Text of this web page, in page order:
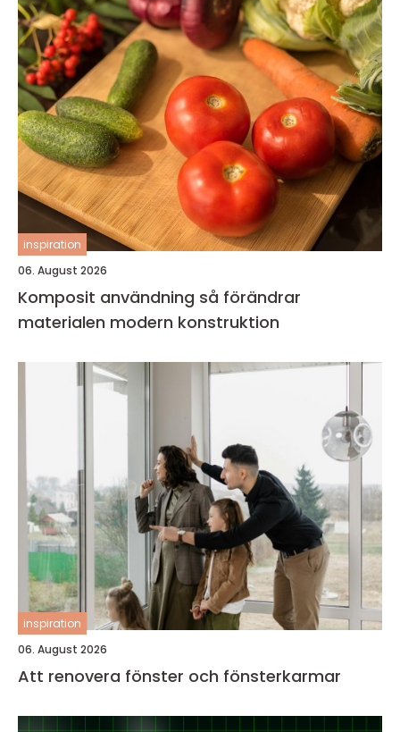
inspiration
06. August 2026
Komposit användning så förändrar
materialen modern konstruktion
inspiration
06. August 2026
Att renovera fönster och fönsterkarmar